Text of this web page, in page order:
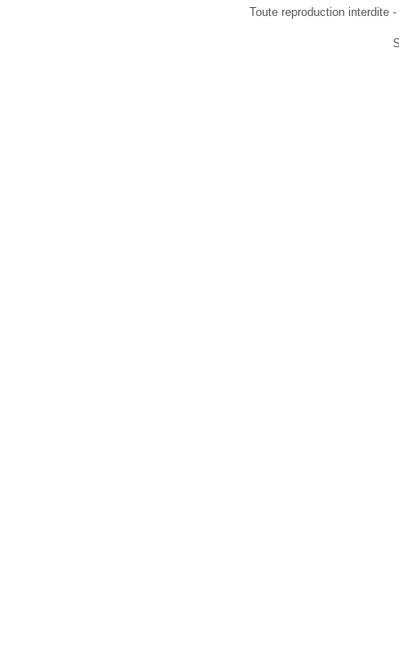
Toute reproduction interdite